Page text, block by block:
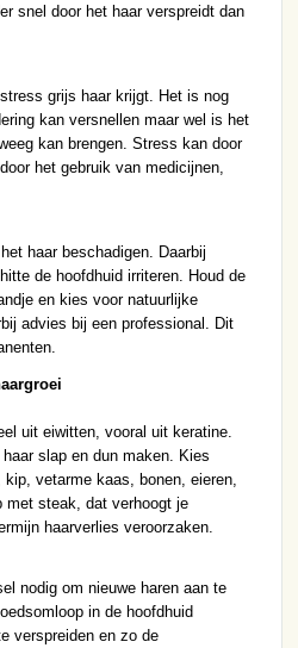
snel door het haar verspreidt dan
grijs haar krijgt. Het is nog
kan versnellen maar wel is het
kan brengen. Stress kan door
het gebruik van medicijnen,
haar beschadigen. Daarbij
de hoofdhuid irriteren. Houd de
en kies voor natuurlijke
advies bij een professional. Dit
uit eiwitten, vooral uit keratine.
slap en dun maken. Kies
vetarme kaas, bonen, eieren,
met steak, dat verhoogt je
haarverlies veroorzaken.
nodig om nieuwe haren aan te
in de hoofdhuid
verspreiden en zo de